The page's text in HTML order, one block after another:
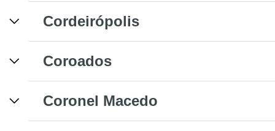
Cordeirópolis
Coroados
Coronel Macedo